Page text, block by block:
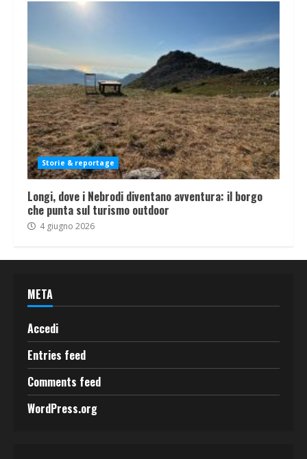
Storie & reportage
Longi, dove i Nebrodi diventano avventura: il borgo
che punta sul turismo outdoor
4 giugno 2026
META
Accedi
Entries feed
Comments feed
WordPress.org